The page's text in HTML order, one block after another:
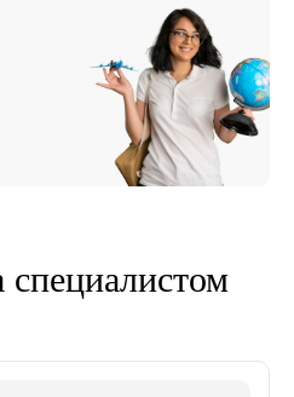
специалистом